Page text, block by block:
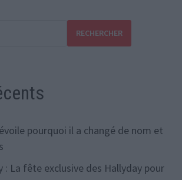
RECHERCHER
pourquoi il a changé de nom et
: La fête exclusive des Hallyday pour